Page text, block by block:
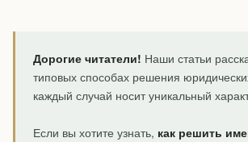
Дорогие читатели! Наши статьи
типовых способах решения
каждый случай носит уникальный
Если вы хотите узнать, как решить